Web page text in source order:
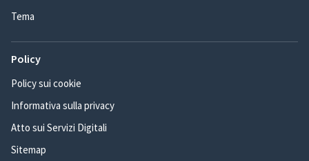
Tema
Policy
Policy sui cookie
Informativa sulla privacy
Atto sui Servizi Digitali
Sitemap